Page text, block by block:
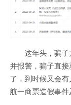
这年头，骗
并报警，骗子直
了，到时候又会
航一商票造假事件